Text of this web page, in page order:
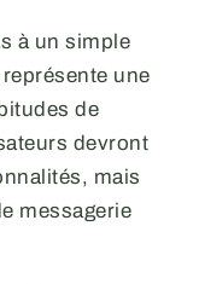
à un simple
une
de
devront
mais
messagerie